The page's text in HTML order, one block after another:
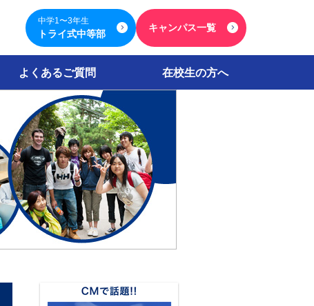
中学1〜3年生
トライ式中等部
キャンパス一覧
よくあるご質問 在校生の方へ